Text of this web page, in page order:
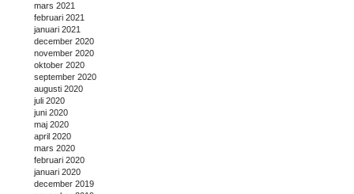
mars 2021
februari 2021
januari 2021
december 2020
november 2020
oktober 2020
september 2020
augusti 2020
juli 2020
juni 2020
maj 2020
april 2020
mars 2020
februari 2020
januari 2020
december 2019